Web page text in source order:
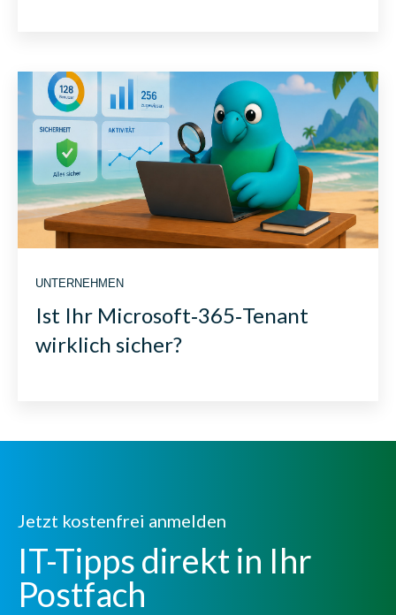
UNTERNEHMEN
Ist Ihr Microsoft‑365‑Tenant
wirklich sicher?
Jetzt kostenfrei anmelden
IT-Tipps direkt in Ihr
Postfach